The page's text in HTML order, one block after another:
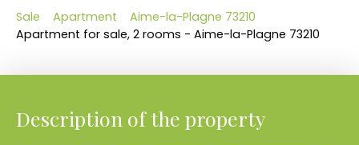
Sale Apartment
Aime-la-Plagne 73210
Apartment for sale, 2 rooms - Aime-la-Plagne 73210
Description of the property